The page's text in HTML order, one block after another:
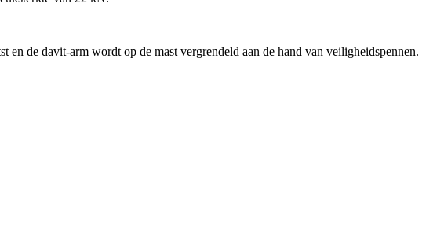
en de davit-arm wordt op de mast vergrendeld aan de hand van veiligheidspennen.